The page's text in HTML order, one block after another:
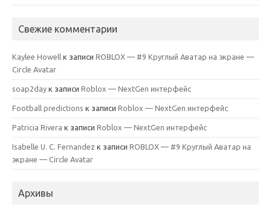
Свежие комментарии
Kaylee Howell к записи ROBLOX — #9 Круглый Аватар на экране —
Circle Avatar
soap2day к записи Roblox — NextGen интерфейс
Football predictions к записи Roblox — NextGen интерфейс
Patricia Rivera к записи Roblox — NextGen интерфейс
Isabelle U. C. Fernandez к записи ROBLOX — #9 Круглый Аватар на
экране — Circle Avatar
Архивы